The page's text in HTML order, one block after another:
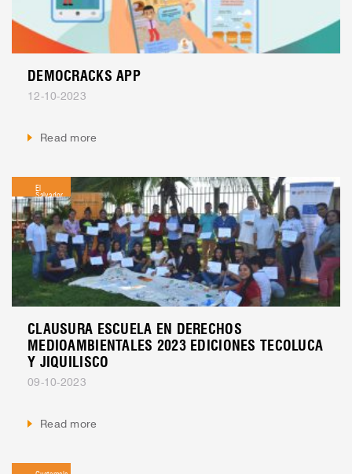
DEMOCRACKS APP
12-10-2023
Read more
CLAUSURA ESCUELA EN DERECHOS
MEDIOAMBIENTALES 2023 EDICIONES TECOLUCA
Y JIQUILISCO
09-10-2023
Read more
El
Salvador
Guatemala